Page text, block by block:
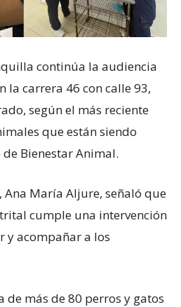
continúa la audiencia
la carrera 46 con calle 93,
según el más reciente
que están siendo
Bienestar Animal.
Ana María Aljure, señaló que
cumple una intervención
y acompañar a los
de más de 80 perros y gatos